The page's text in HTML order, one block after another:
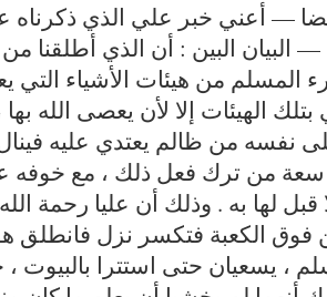
— أعني خبر علي الذي ذكرناه
البين : أن الذي أطلقنا من
المسلم من هيئات الأشياء التي
الهيئات إلا لأن يعصى الله بها
نفسه من ظالم يعتدي عليه فينال
سعة من ترك فعل ذلك ، مع
قبل لها به . وذلك أن عليا رحمة
الكعبة فتكسر نزل فانطلق
، يسعيان حتى استترا بالبيوت